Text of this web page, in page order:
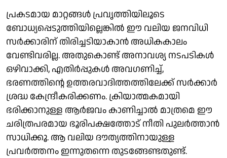
പ്രകടമായ മാറ്റങ്ങള്‍ പ്രവൃത്തിയിലൂടെ
ബോധ്യപ്പെടുത്തിയില്ലെങ്കില്‍ ഈ വലിയ ജനവിധി
സര്‍ക്കാരിന് തിരിച്ചടിയാകാന്‍ അധികകാലം
വേണ്ടിവരില്ല. അതുകൊണ്ട് അനാവശ്യ നടപടികള്‍
ഒഴിവാക്കി, എതിര്‍പ്പുകള്‍ അവഗണിച്ച്,
ഭരണത്തിന്റെ ഉത്തരവാദിത്തത്തിലേക്ക് സര്‍ക്കാര്‍
ശ്രദ്ധ കേന്ദ്രീകരിക്കണം. ക്രിയാത്മകമായി
ഭരിക്കാനുള്ള ആര്‍ജവം കാണിച്ചാല്‍ മാത്രമെ ഈ
ചരിത്രപരമായ ഭൂരിപക്ഷത്തോട് നീതി പുലര്‍ത്താന്‍
സാധിക്കൂ. ആ വലിയ ദൗത്യത്തിനായുള്ള
പ്രവര്‍ത്തനം ഇന്നുതന്നെ തുടങ്ങേണ്ടതുണ്ട്.